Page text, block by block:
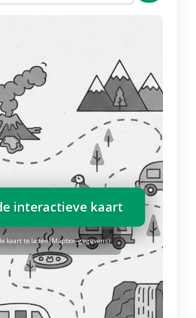
interactieve kaart
kaart te laden (Mapbox-gegevens)